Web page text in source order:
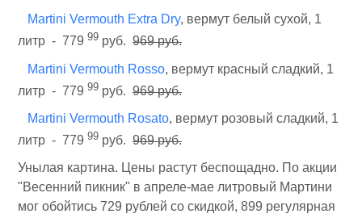
Martini Vermouth Extra Dry, вермут белый сухой, 1
литр - 779 99 руб. 969 руб.
Martini Vermouth Rosso, вермут красный сладкий, 1
литр - 779 99 руб. 969 руб.
Martini Vermouth Rosato, вермут розовый сладкий, 1
литр - 779 99 руб. 969 руб.
Унылая картина. Цены растут беспощадно. По акции
"Весенний пикник" в апреле-мае литровый Мартини
мог обойтись 729 рублей со скидкой, 899 регулярная